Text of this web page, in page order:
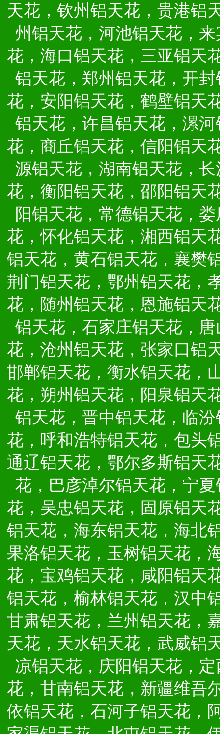
天花，钦州铝天花，贵港铝
州铝天花，河池铝天花，
花，海口铝天花，三亚铝天
铝天花，郑州铝天花，开
花，安阳铝天花，鹤壁铝天
铝天花，许昌铝天花，漯
花，商丘铝天花，信阳铝天
源铝天花，湖南铝天花，
花，衡阳铝天花，邵阳铝天
阳铝天花，常德铝天花，
花，怀化铝天花，湘西铝天
铝天花，黄石铝天花，襄樊
荆门铝天花，鄂州铝天花，
花，随州铝天花，恩施铝天
铝天花，石家庄铝天花，
花，沧州铝天花，张家口铝
邯郸铝天花，衡水铝天花，
花，朔州铝天花，阳泉铝天
铝天花，晋中铝天花，临
花，呼和浩特铝天花，包头
通辽铝天花，鄂尔多斯铝天
花，巴彦淖尔铝天花，宁
花，吴忠铝天花，固原铝天
铝天花，海东铝天花，海北
果洛铝天花，玉树铝天花，
花，宝鸡铝天花，咸阳铝天
铝天花，榆林铝天花，汉中
甘肃铝天花，兰州铝天花，
天花，天水铝天花，武威铝
凉铝天花，庆阳铝天花，
花，甘南铝天花，新疆维吾
依铝天花，石河子铝天花，